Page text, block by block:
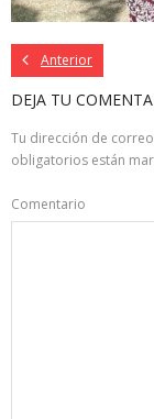
Anterior
DEJA TU
Tu dirección de
obligatorios están
Comentario